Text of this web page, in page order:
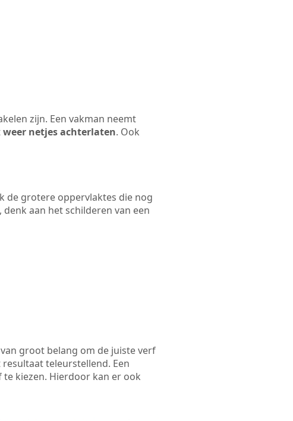
zijn. Een vakman neemt
weer netjes achterlaten. Ook
de grotere oppervlaktes die nog
aan het schilderen van een
groot belang om de juiste verf
teleurstellend. Een
kiezen. Hierdoor kan er ook